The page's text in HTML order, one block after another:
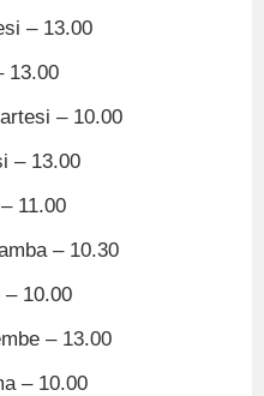
– 13.00
13.00
– 10.00
– 13.00
11.00
– 10.30
– 10.00
– 13.00
– 10.00